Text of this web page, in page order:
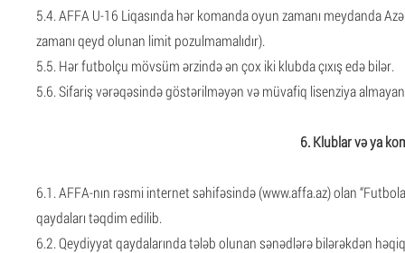
5.4. AFFA U-16 Liqasında hər komanda oyun zamanı meydanda
zamanı qeyd olunan limit pozulmamalıdır).
5.5. Hər futbolçu mövsüm ərzində ən çox iki klubda çıxış edə bilər.
5.6. Sifariş vərəqəsində göstərilməyən və müvafiq lisenziya
6. Klublar və ya
6.1. AFFA-nın rəsmi internet səhifəsində (www.affa.az) olan
qaydaları təqdim edilib.
6.2. Qeydiyyat qaydalarında tələb olunan sənədlərə bilərəkdən